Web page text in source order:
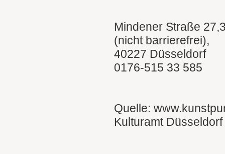
Mindener Straße
(nicht barrierefrei),
40227 Düsseldorf
0176-515 33 585
Quelle:
Kulturamt Düsseldorf